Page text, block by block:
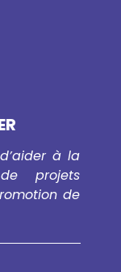
à la
projets
de